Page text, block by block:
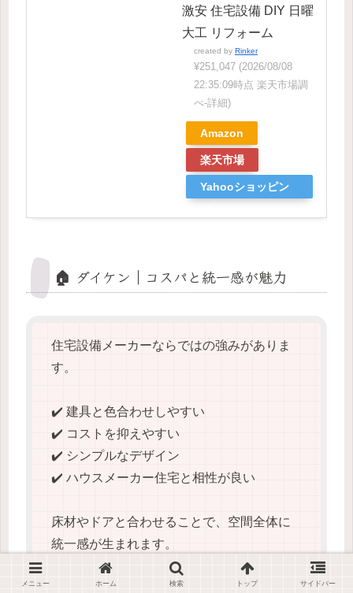
激安 住宅設備 DIY 日曜
大工 リフォーム
created by Rinker
¥251,047 (2026/08/08
22:35:09時点 楽天市場調
べ-詳細)
Amazon
楽天市場
Yahooショッピン
🏠 ダイケン｜コスパと統一感が魅力
住宅設備メーカーならではの強みがありま
す。
✔️ 建具と色合わせしやすい
✔️ コストを抑えやすい
✔️ シンプルなデザイン
✔️ ハウスメーカー住宅と相性が良い
床材やドアと合わせることで、空間全体に
統一感が生まれます。
こんな人向け：
メニュー ホーム 検索 トップ サイドバー